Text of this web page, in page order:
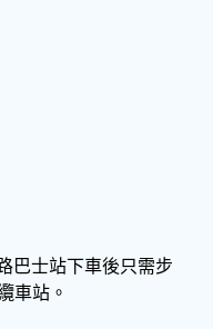
巴士站下車後只需步
車站。